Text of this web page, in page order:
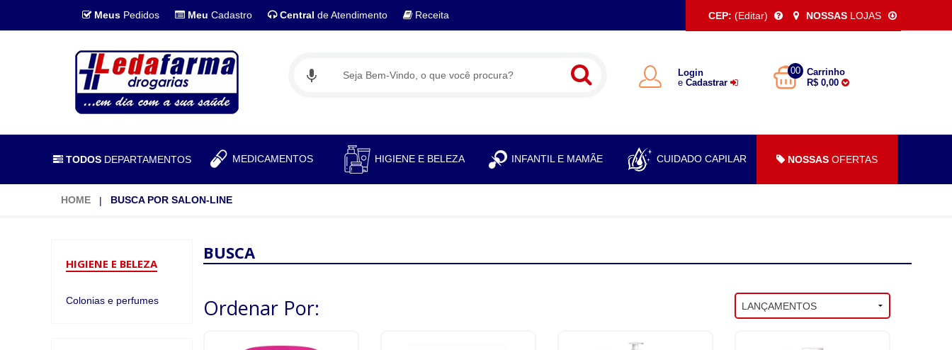
Meus Pedidos Meu Cadastro Central de Atendimento Receita CEP: (Editar) NOSSAS LOJAS
Login
e Cadastrar
00
Carrinho
R$ 0,00
TODOS DEPARTAMENTOS MEDICAMENTOS HIGIENE E BELEZA INFANTIL E MAMÃE CUIDADO CAPILAR NOSSAS OFERTAS
HOME BUSCA POR SALON-LINE
HIGIENE E BELEZA
Colonias e perfumes
BUSCA
Ordenar Por: